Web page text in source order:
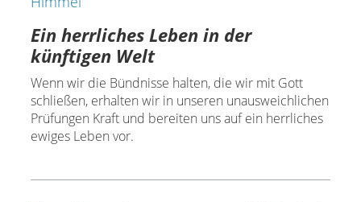
Ein herrliches Leben in der
künftigen Welt
Wenn wir die Bündnisse halten, die wir mit Gott
schließen, erhalten wir in unseren unausweichlichen
Prüfungen Kraft und bereiten uns auf ein herrliches
ewiges Leben vor.